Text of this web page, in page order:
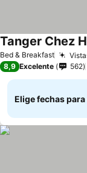
Bed & Breakfast
Tanger Chez
8,9 Excelente 562
Elige fechas